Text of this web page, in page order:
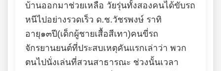
บ้านออกมาช่วยเหลือ วัยรุ่นทั้งสองคนได้ขับรถ
หนีไปอย่างรวดเร็ว ด.ช.วัชรพงษ์ ราทิ
อายุ๑๓ปี(เด็กผู้ชายเสื้อสีเทา)คนขี่รถ
จักรยานยนต์ที่ประสบเหตุคันแรกเล่าว่า พวก
ตนไปนั่งเล่นที่สวนสาธารณะ ช่วงนั้นเวลา